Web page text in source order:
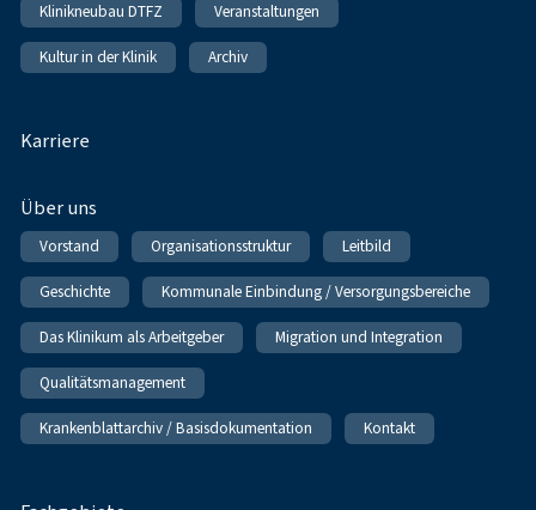
Klinikneubau DTFZ Veranstaltungen
Kultur in der Klinik Archiv
Karriere
Über uns
Vorstand Organisationsstruktur Leitbild
Geschichte Kommunale Einbindung / Versorgungsbereiche
Das Klinikum als Arbeitgeber Migration und Integration
Qualitätsmanagement
Krankenblattarchiv / Basisdokumentation Kontakt